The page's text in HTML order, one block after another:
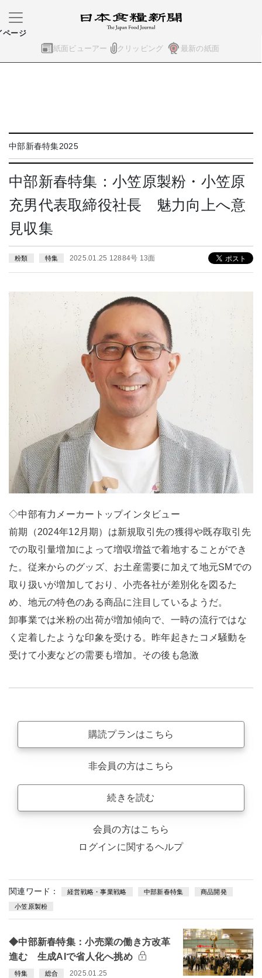
紙面ビューアー クリッピング 最新の紙面
ページ
中部新春特集2025
中部新春特集：小笠原製粉・小笠原
充男代表取締役社長 魅力向上へ意
見収集
粉類 特集 2025.01.25 12884号 13面
◇中部有力メーカートップインタビュー
前期（2024年12月期）は新規取引先の獲得や既存取引先
での取引量増加によって増収増益で着地することができ
た。従来からのグッズ、お土産需要に加えて地元SMでの
取り扱いが増加しており、小売各社が差別化を図るた
め、地元の特色のある商品に注目しているようだ。
卸事業では米粉の出荷が増加傾向で、一時の流行ではな
く定着したような印象を受ける。昨年起きたコメ騒動を
受けて小麦などの需要も増加。その後も急激
購読プランはこちら
非会員の方はこちら
続きを読む
会員の方はこちら
ログインに関するヘルプ
関連ワード： 経営戦略・事業戦略 中部新春特集 商品開発
小笠原製粉
◆中部新春特集：小売業の働き方改革
進む 生成AIで省人化へ挑め
特集 総合 2025.01.25